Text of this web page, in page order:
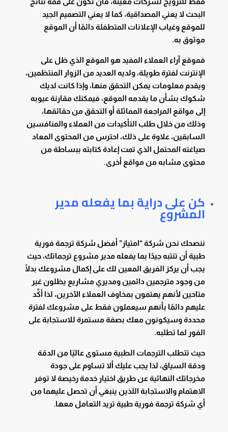
البحث لا يعني المصداقية، كما لا يعني التصميم الجيد
للموقع وغياب الإعلانات المتطفلة دائمًا أن الموقع
موثوق به.
فموقع آراء العملاء المفيد هو الموقع الذي ظل على
الإنترنت لفترة طويلة، ولديه العديد من الزوار المنتظمين،
ويقدم معلومات يمكن التحقق منها، وإذا كانت لديك
شكوك بشأن ما يقدمه الموقع، فيمكنك مقارنة عيوبه
إلى مواقع المراجعة المماثلة أو التحقق من حقائقها،
وذلك من خلال طلب التأكيدات من العملاء والمنافسين
السابقين، علاوة على ذلك، احترس من المحتوى المعاد
صياغته المحتمل الذي تمت إعادة كتابته ببساطة من
محتوى مشابه من مواقع أخرى.
كن على دراية بما يفعله مدير
المشروع
ننصحك نحن شركة “امتياز” أفضل شركة ترجمة فورية
طبية أن تنتبه جيدًا بما يفعله مدير مشروع ترجماتك، حيث
يجب أن يركز الفريق المعين لك على إكمال مشروعك بدلًا
من وجود مترجمين دائمين ومديري مشاريع يظلون غير
متاحين لأنهم يهتمون بمخاوف العملاء الآخرين، لذا أكِّد
عليهم دائمًا بأنهم سيعملون فقط على مشروعك لفترة
محددة وسيكونون معك بصفة مستمرة للاستجابة على
الفور لما تطلبه.
حيث تتطلب الترجمات الطبية مستوى عاليًا من الدقة
ودقة السياق، لذا يجب عليك ألا تساوم على جودة
مخرجاتك النهائية عن طريق اختيار خدمة رخيصة لا توفر
الاهتمام والاستجابة اللذين ينبغي أن تحصل عليهما من
أي شركة ترجمة فورية طبية تريد التعامل معها.